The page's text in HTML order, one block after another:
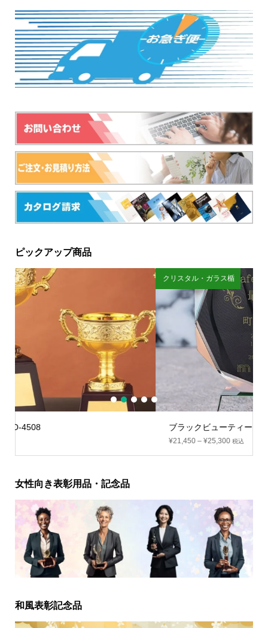
ピックアップ商品
ブラックビューティーシールド：BLC-09
クリスタル・ガラス楯
1 2 3 4 5
女性向き表彰用品・記念品
和風表彰記念品